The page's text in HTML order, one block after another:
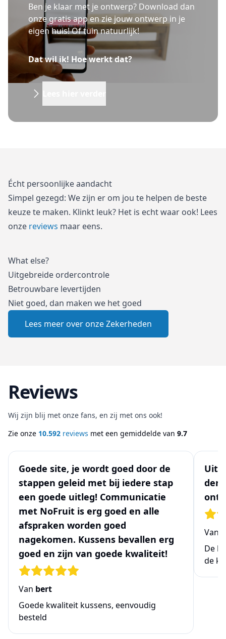
Ben je klaar met je ontwerp? Download dan
onze gratis app en zie jouw ontwerp in je
eigen huis! Of tuin natuurlijk!
Dat wil ik! Hoe werkt dat?
Écht persoonlijke aandacht
Simpel gezegd: We zijn er om jou te helpen de beste
keuze te maken. Klinkt leuk? Het is echt waar ook! Lees
onze reviews maar eens.
What else?
Uitgebreide ordercontrole
Betrouwbare levertijden
Niet goed, dan maken we het goed
Lees meer over onze Zekerheden
Reviews
Wij zijn blij met onze fans, en zij met ons ook!
Zie onze 10.592 reviews met een gemiddelde van 9.7
Goede site, je wordt goed door de
stappen geleid met bij iedere stap
een goede uitleg! Communicatie
met NoFruit is erg goed en alle
afspraken worden goed
nagekomen. Kussens bevallen erg
goed en zijn van goede kwaliteit!
Van bert
Goede kwaliteit kussens, eenvoudig
besteld
Van
De
de